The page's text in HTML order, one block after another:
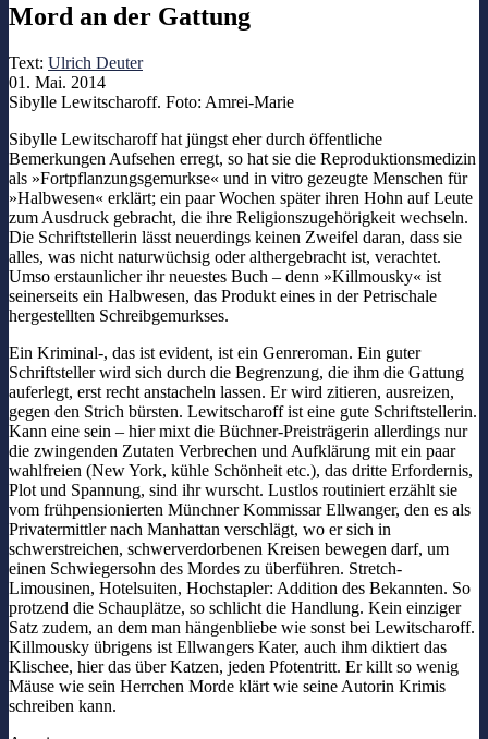
Mord an der Gattung
Text: Ulrich Deuter
01. Mai. 2014
Sibylle Lewitscharoff. Foto: Amrei-Marie
Sibylle Lewitscharoff hat jüngst eher durch öffentliche
Bemerkungen Aufsehen erregt, so hat sie die Reproduktionsmedizin
als »Fortpflanzungsgemurkse« und in vitro gezeugte Menschen für
»Halbwesen« erklärt; ein paar Wochen später ihren Hohn auf Leute
zum Ausdruck gebracht, die ihre Religionszugehörigkeit wechseln.
Die Schriftstellerin lässt neuerdings keinen Zweifel daran, dass sie
alles, was nicht naturwüchsig oder althergebracht ist, verachtet.
Umso erstaunlicher ihr neuestes Buch – denn »Killmousky« ist
seinerseits ein Halbwesen, das Produkt eines in der Petrischale
hergestellten Schreibgemurkses.
Ein Kriminal-, das ist evident, ist ein Genreroman. Ein guter
Schriftsteller wird sich durch die Begrenzung, die ihm die Gattung
auferlegt, erst recht anstacheln lassen. Er wird zitieren, ausreizen,
gegen den Strich bürsten. Lewitscharoff ist eine gute Schriftstellerin.
Kann eine sein – hier mixt die Büchner-Preisträgerin allerdings nur
die zwingenden Zutaten Verbrechen und Aufklärung mit ein paar
wahlfreien (New York, kühle Schönheit etc.), das dritte Erfordernis,
Plot und Spannung, sind ihr wurscht. Lustlos routiniert erzählt sie
vom frühpensionierten Münchner Kommissar Ellwanger, den es als
Privatermittler nach Manhattan verschlägt, wo er sich in
schwerstreichen, schwerverdorbenen Kreisen bewegen darf, um
einen Schwiegersohn des Mordes zu überführen. Stretch-
Limousinen, Hotelsuiten, Hochstapler: Addition des Bekannten. So
protzend die Schauplätze, so schlicht die Handlung. Kein einziger
Satz zudem, an dem man hängenbliebe wie sonst bei Lewitscharoff.
Killmousky übrigens ist Ellwangers Kater, auch ihm diktiert das
Klischee, hier das über Katzen, jeden Pfotentritt. Er killt so wenig
Mäuse wie sein Herrchen Morde klärt wie seine Autorin Krimis
schreiben kann.